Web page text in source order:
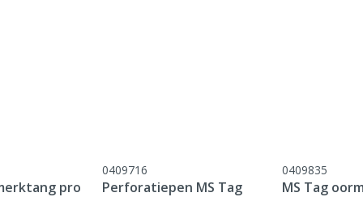
pro
0409716
Perforatiepen MS Tag
0409835
MS Tag